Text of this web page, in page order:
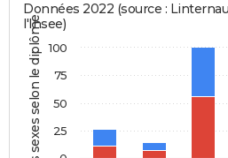
% des sexes selon le diplôme
Données 2022 (source :
l'Insee)
25
50
75
100